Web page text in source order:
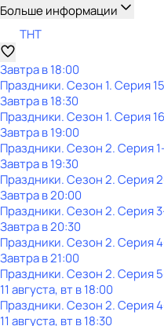
Больше информации
ТНТ
Завтра в 18:00
Праздники. Сезон 1. Серия
Завтра в 18:30
Праздники. Сезон 1. Серия
Завтра в 19:00
Праздники. Сезон 2. Серия
Завтра в 19:30
Праздники. Сезон 2. Серия
Завтра в 20:00
Праздники. Сезон 2. Серия
Завтра в 20:30
Праздники. Сезон 2. Серия
Завтра в 21:00
Праздники. Сезон 2. Серия
11 августа, вт в 18:00
Праздники. Сезон 2. Серия
11 августа, вт в 18:30